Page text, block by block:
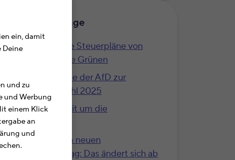
ein, damit
Deine
und zu
und Werbung
einem Klick
an
und
Ähnliche Beiträge
Wahl 2025: Die Steuerpläne von
Bündnis 90/Die Grünen
Die Steuerpläne der AfD zur
Bundestagswahl 2025
Der große Streit um die
Steuerpolitik
Steuerpläne im neuen
Koalitionsvertrag: Das ändert sich ab